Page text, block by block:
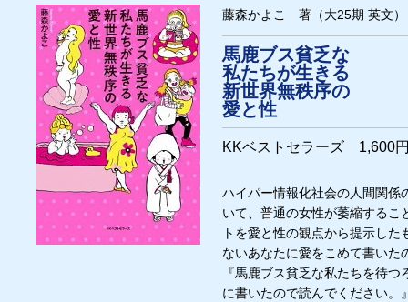
藤森かよこ 著（大25期 英文）
馬鹿ブス貧乏な
私たちが生きる
新世界無秩序の
愛と性
KKベストセラーズ 1,600
ハイパー情報化社会の人間関係
いて、普通の女性が萎縮するこ
トを愛と性の観点から提示し
ないあなたに愛をこめて書い
『馬鹿ブス貧乏な私たちを待
に書いたので読んでください。